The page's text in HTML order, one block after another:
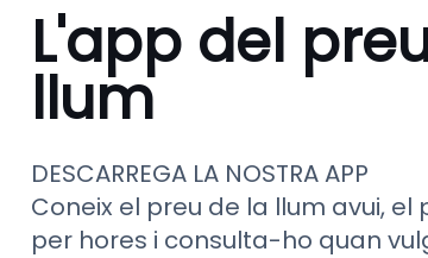
L'app del
llum
DESCARREGA LA NOSTRA APP
Coneix el preu de la llum avui, el
per hores i consulta-ho quan